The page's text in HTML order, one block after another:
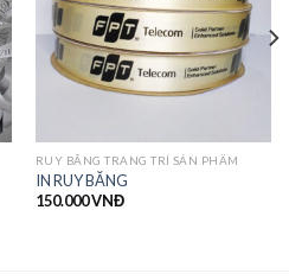
RUY BĂNG TRANG TRÍ SẢN PHẨM
IN RUY BĂNG
150.000VNĐ